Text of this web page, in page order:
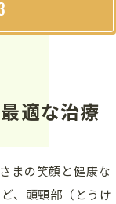
最適な治療
まの笑顔と健康な
、頭頸部（とうけ